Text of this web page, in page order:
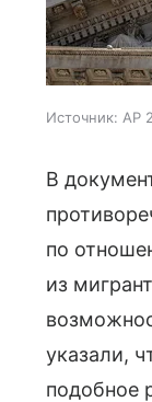
Источник: AP
В
по
из
указали,
подобное